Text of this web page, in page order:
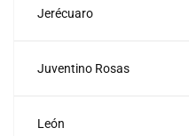
Jerécuaro
Juventino Rosas
León